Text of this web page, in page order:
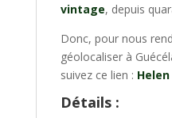
vintage, depuis
Donc, pour nous
géolocaliser à
suivez ce lien :
Détails :